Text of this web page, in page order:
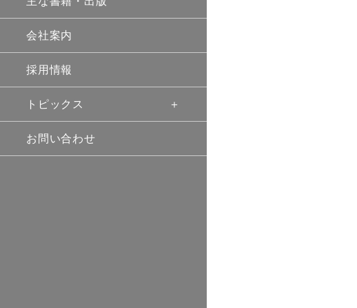
会社案内
採用情報
トピックス
お問い合わせ